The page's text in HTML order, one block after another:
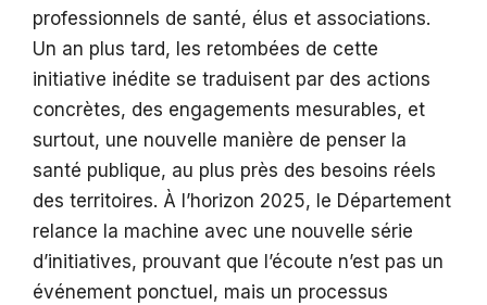
professionnels de santé, élus et associations.
Un an plus tard, les retombées de cette
initiative inédite se traduisent par des actions
concrètes, des engagements mesurables, et
surtout, une nouvelle manière de penser la
santé publique, au plus près des besoins réels
des territoires. À l’horizon 2025, le Département
relance la machine avec une nouvelle série
d’initiatives, prouvant que l’écoute n’est pas un
événement ponctuel, mais un processus